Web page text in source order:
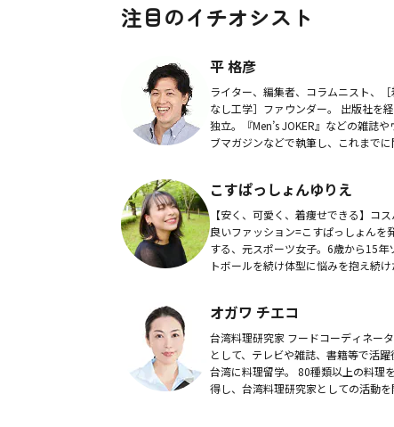
注目のイチオシスト
平 格彦
ライター、編集者、コラムニスト、［
なし工学］ファウンダー。 出版社を
独立。『Men’s JOKER』などの雑誌や
ブマガジンなどで執筆し、これまでに
こすぱっしょんゆりえ
【安く、可愛く、着痩せできる】コス
良いファッション=こすぱっしょんを
する、元スポーツ女子。6歳から15年
トボールを続け体型に悩みを抱え続け
も自分を魅...
オガワ チエコ
台湾料理研究家 フードコーディネーター
として、テレビや雑誌、書籍等で活躍
台湾に料理留学。 80種類以上の料理
得し、台湾料理研究家としての活動を